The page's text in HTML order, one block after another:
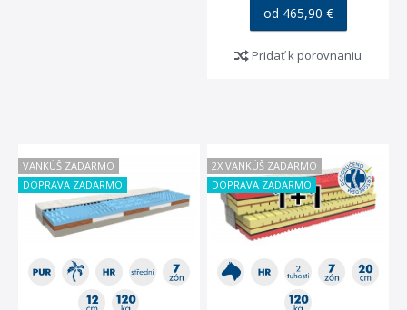
ZADARMA
pri nákupe nad 80 €
od 465,90 €
Pridať k porovnaniu
VANKÚŠ ZADARMO
DOPRAVA ZADARMO
2X VANKÚŠ ZADARMO
DOPRAVA ZADARMO